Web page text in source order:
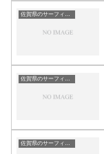
佐賀県のサーフィン波情報・ポイント・スポット一覧
佐賀県のサーフィン波情報・ポイント・スポット一覧
佐賀県のサーフィン波情報・ポイント・スポット一覧